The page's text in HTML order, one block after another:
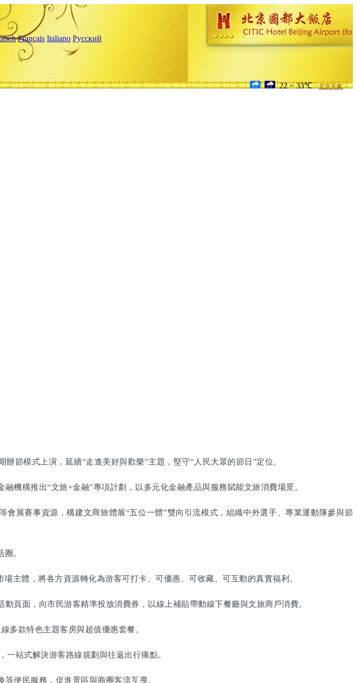
Français Italiano Русский
22 ~ 33℃ 北京天氣
模式上演，延續“走進美好與歡樂”主題，堅守“人民大眾的節日”定位。
構推出“文旅+金融”專項計劃，以多元化金融產品與服務賦能文旅消費場景。
賽事資源，構建文商旅體展“五位一體”雙向引流模式，組織中外選手、專業運動隊參與節
。
體，將各方資源轉化為游客可打卡、可優惠、可收藏、可互動的真實福利。
面，向市民游客精準投放消費券，以線上補貼帶動線下餐廳與文旅商戶消費。
款特色主題客房與超值優惠套餐。
站式解決游客路線規劃與往返出行痛點。
便民服務，促進景區與商圈客流互導。